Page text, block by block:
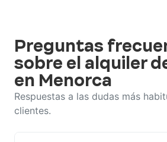
Preguntas
sobre el alquiler
en Menorca
Respuestas a las dudas más
clientes.